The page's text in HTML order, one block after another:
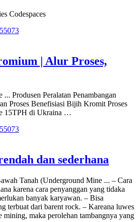
Codespaces
| Alur Proses,
Produsen Peralatan Penambangan
Proses Benefisiasi Bijih Kromit Proses
15TPH di Ukraina …
dan sederhana
Tanah (Underground Mine ... – Cara
karena cara penyanggan yang tidaka
banyak karyawan. – Bisa
terbuat dari barent rock. – Kareana luwes
mining, maka perolehan tambangnya yang